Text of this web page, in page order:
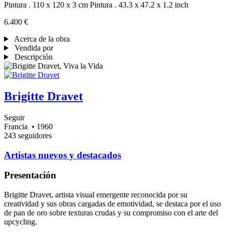
Pintura . 110 x 120 x 3 cm Pintura . 43.3 x 47.2 x 1.2 inch
6.400 €
Acerca de la obra
Vendida por
Descripción
Brigitte Dravet
Seguir
Francia • 1960
243 seguidores
Artistas nuevos y destacados
Presentación
Brigitte Dravet, artista visual emergente reconocida por su
creatividad y sus obras cargadas de emotividad, se destaca por el uso
de pan de oro sobre texturas crudas y su compromiso con el arte del
upcycling.